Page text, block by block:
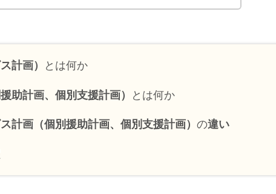
計画） とは何か
助計画、個別支援計画） とは何か
計画（個別援助計画、個別支援計画） の違い